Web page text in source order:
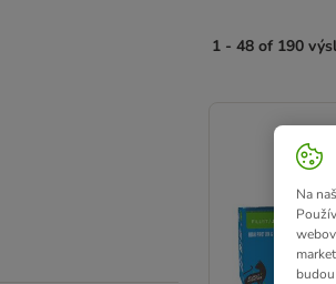
1 - 48 of 190
Na